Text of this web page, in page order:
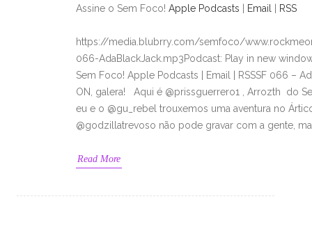
Assine o Sem Foco! Apple Podcasts Email RSS
https://media.blubrry.com/semfoco/
066-AdaBlackJack.mp3Podcast: Play in new
Sem Foco! Apple Podcasts | Email | RSSSF 066 –
ON, galera! Aqui é @prissguerrero1 , Arrozth do
eu e o @gu_rebel trouxemos uma aventura no
@godzillatrevoso não pode gravar com a gente,
Read More